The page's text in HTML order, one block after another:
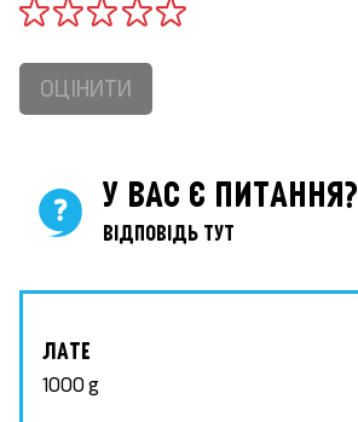
ОЦІНИТИ
У ВАС Є ПИТАННЯ?
ВІДПОВІДЬ ТУТ
ЛАТЕ
1000 g